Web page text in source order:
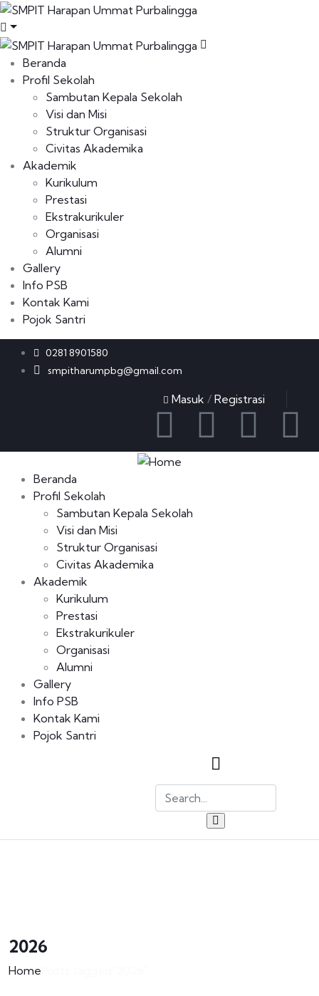
Beranda
Profil Sekolah
Sambutan Kepala Sekolah
Visi dan Misi
Struktur Organisasi
Civitas Akademika
Akademik
Kurikulum
Prestasi
Ekstrakurikuler
Organisasi
Alumni
Gallery
Info PSB
Kontak Kami
Pojok Santri
0281 8901580
smpitharumpbg@gmail.com
Masuk / Registrasi
Beranda
Profil Sekolah
Sambutan Kepala Sekolah
Visi dan Misi
Struktur Organisasi
Civitas Akademika
Akademik
Kurikulum
Prestasi
Ekstrakurikuler
Organisasi
Alumni
Gallery
Info PSB
Kontak Kami
Pojok Santri
2026
Home